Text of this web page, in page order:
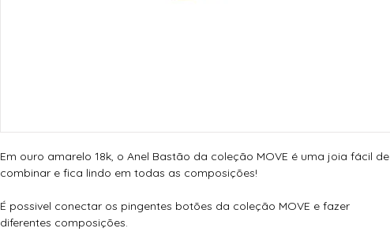
Em ouro amarelo 18k, o Anel Bastão da coleção MOVE é uma joia fácil de
combinar e fica lindo em todas as composições!
É possivel conectar os pingentes botões da coleção MOVE e fazer
diferentes composições.